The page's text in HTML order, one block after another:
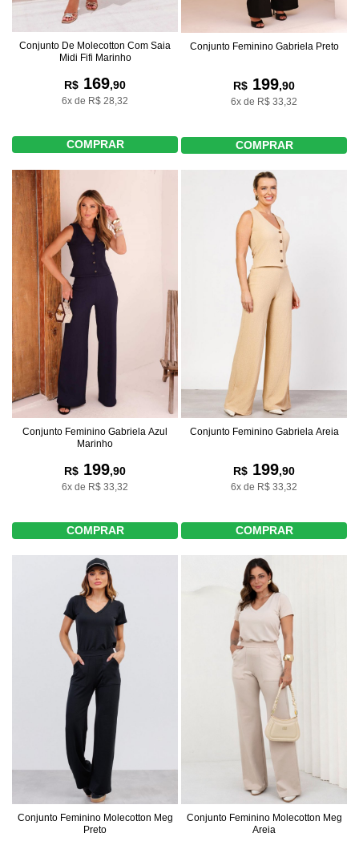
Conjunto De Molecotton Com Saia
Midi Fifi Marinho
R$ 169,90
6x de R$ 28,32
COMPRAR
Conjunto Feminino Gabriela Preto
R$ 199,90
6x de R$ 33,32
COMPRAR
Conjunto Feminino Gabriela Azul
Marinho
R$ 199,90
6x de R$ 33,32
COMPRAR
Conjunto Feminino Gabriela Areia
R$ 199,90
6x de R$ 33,32
COMPRAR
Conjunto Feminino Molecotton Meg
Preto
Conjunto Feminino Molecotton Meg
Areia